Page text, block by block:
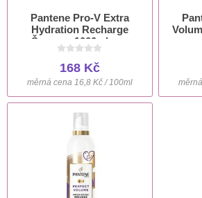
Pantene Pro-V Extra
Hydration Recharge
Šampon 1000ml pro
Normální a Suché Vlasy
168 Kč
měrná cena 16,8 Kč / 100ml